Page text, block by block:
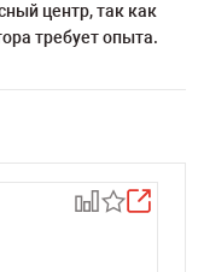
центр, так как
требует опыта.